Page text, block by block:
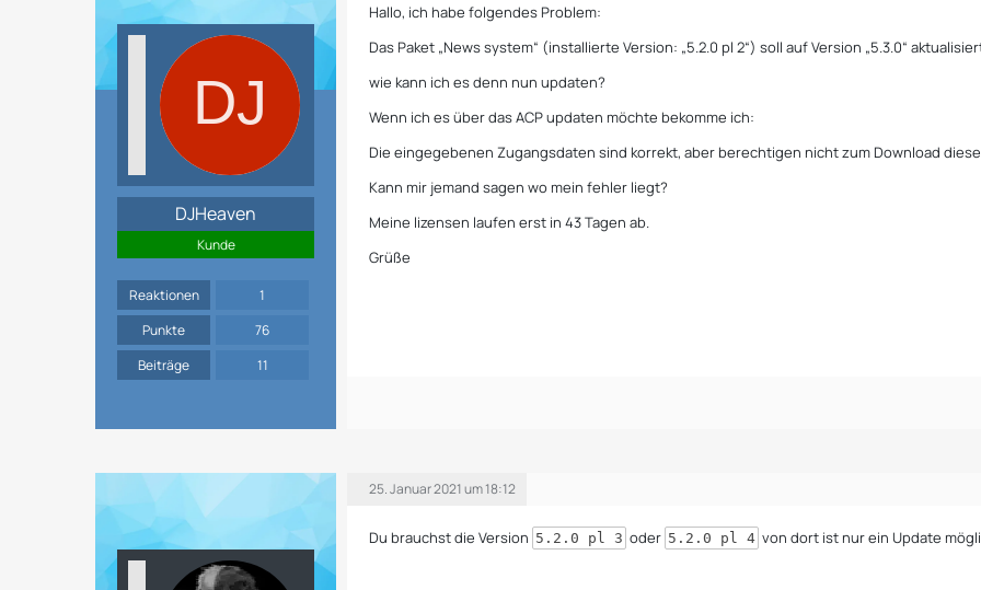
DJHeaven
Kunde
Reaktionen
1
Punkte
76
Beiträge
11
Hallo, ich habe folgendes Problem:
Das Paket „News system“ (installierte Version: „5.2.0 pl 2“) soll auf Version „5.3.0“
wie kann ich es denn nun updaten?
Wenn ich es über das ACP updaten möchte bekomme ich:
Die eingegebenen Zugangsdaten sind korrekt, aber berechtigen nicht zum Download
Kann mir jemand sagen wo mein fehler liegt?
Meine lizensen laufen erst in 43 Tagen ab.
Grüße
25. Januar 2021 um 18:12
Du brauchst die Version 5.2.0 pl 3 oder 5.2.0 pl 4 von dort ist nur ein Update